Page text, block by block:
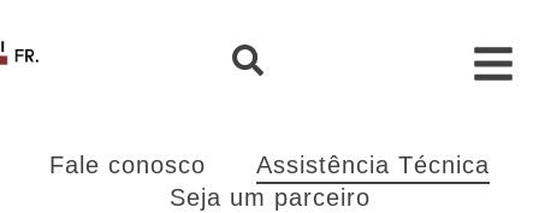
Fale conosco
Assistência Técnica
Seja um parceiro